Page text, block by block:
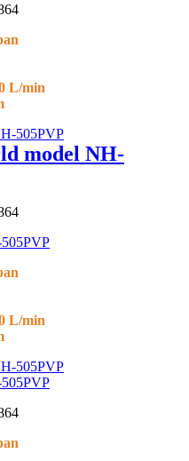
L/min
model NH-
L/min